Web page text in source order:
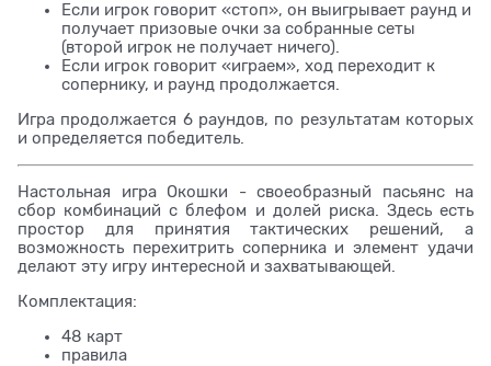
Если игрок говорит «стоп», он выигрывает раунд и
получает призовые очки за собранные сеты
(второй игрок не получает ничего).
Если игрок говорит «играем», ход переходит к
сопернику, и раунд продолжается.
Игра продолжается 6 раундов, по результатам которых
и определяется победитель.
Настольная игра Окошки - своеобразный пасьянс на
сбор комбинаций с блефом и долей риска. Здесь есть
простор для принятия тактических решений, а
возможность перехитрить соперника и элемент удачи
делают эту игру интересной и захватывающей.
Комплектация:
48 карт
правила